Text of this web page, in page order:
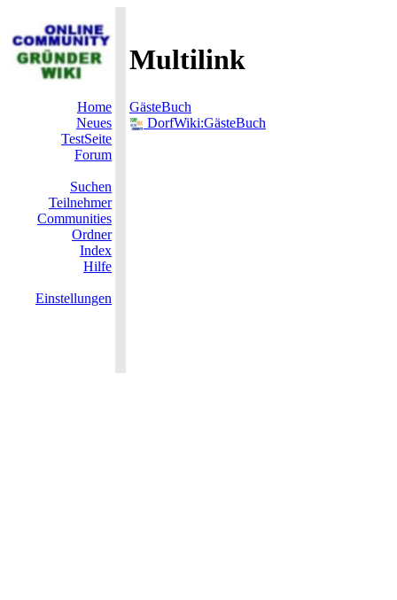
Multilink
Home
Neues
TestSeite
Forum
Suchen
Teilnehmer
Communities
Ordner
Index
Hilfe
Einstellungen
GästeBuch
DorfWiki:GästeBuch